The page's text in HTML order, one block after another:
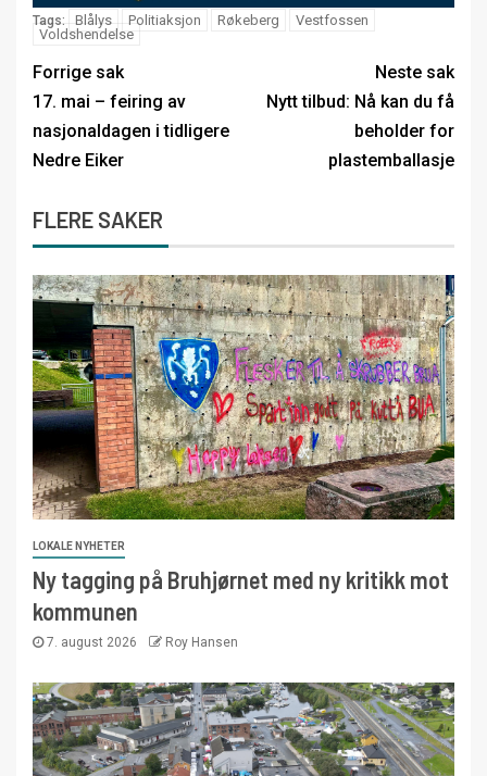
Tags: Blålys Politiaksjon Røkeberg
Vestfossen
Voldshendelse
Forrige sak
17. mai – feiring av
nasjonaldagen i tidligere
Nedre Eiker
Neste sak
Nytt tilbud: Nå kan du få
beholder for
plastemballasje
FLERE SAKER
LOKALE NYHETER
Ny tagging på Bruhjørnet med ny kritikk mot
kommunen
7. august 2026 Roy Hansen